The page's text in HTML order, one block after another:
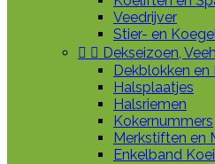
Veedrijver
Stier- en
  Dekseizoen,
Dekblokken en
Halsplaatjes
Halsriemen
Kokernummers
Merkstiften en
Enkelband